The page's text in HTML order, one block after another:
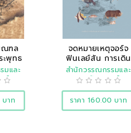
ณฑล
พุทธ
มและ
ร์
บาท
จดหมายเหตุจอร์จ
ฟินเลย์สัน การเดิน
ท..
สำนักวรรณกรรมและ
ประวัติศาสตร์
ราคา 160.00 บาท